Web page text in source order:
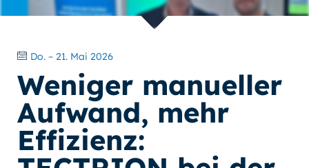
Do. – 21. Mai 2026
Weniger manueller
Aufwand, mehr
Effizienz: